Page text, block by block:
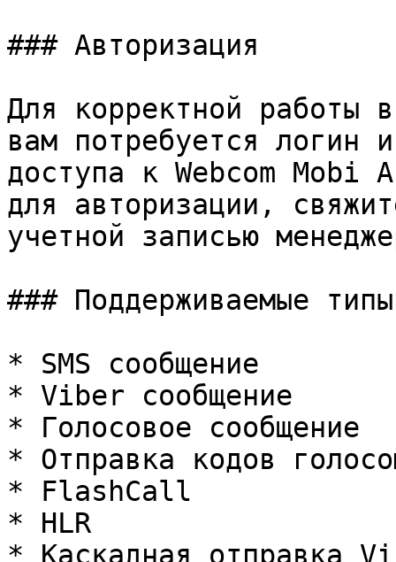
### Авторизация
Для корректной работы
вам потребуется логин
доступа к Webcom Mobi
для авторизации,
учетной записью
### Поддерживаемые
* SMS сообщение
* Viber сообщение
* Голосовое сообщение
* Отправка кодов
* FlashСall
* HLR
* Каскадная отправка